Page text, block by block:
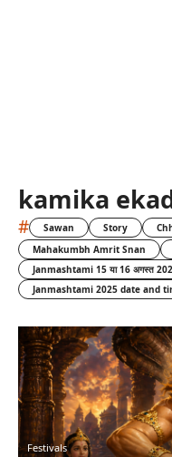
kamika
# Sawan Story
Mahakumbh Amrit Snan
Janmashtami 15 या 16 अगस्त
Janmashtami 2025 date and
Festivals